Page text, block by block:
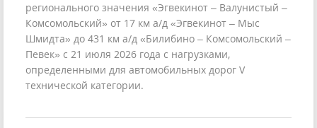
регионального значения «Эгвекинот – Валунистый –
Комсомольский» от 17 км а/д «Эгвекинот – Мыс
Шмидта» до 431 км а/д «Билибино – Комсомольский –
Певек» с 21 июля 2026 года с нагрузками,
определенными для автомобильных дорог V
технической категории.